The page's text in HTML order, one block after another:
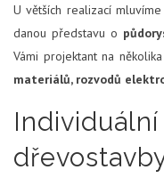
U větších realizací
danou představu o
Vámi projektant na
materiálů, rozvodů